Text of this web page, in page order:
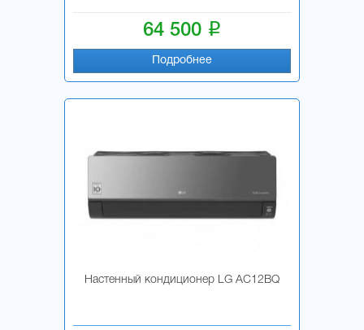
64 500 i
Подробнее
Настенный кондиционер LG AC12BQ